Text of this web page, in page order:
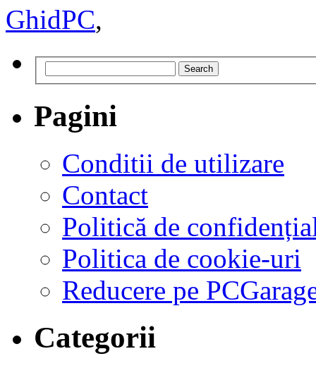
GhidPC,
Search
Pagini
Conditii de utilizare
Contact
Politică de
Politica de cookie-uri
Reducere pe
Categorii